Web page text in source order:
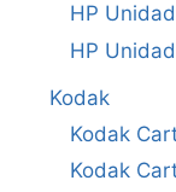
HP
HP
Kodak
Kodak
Kodak